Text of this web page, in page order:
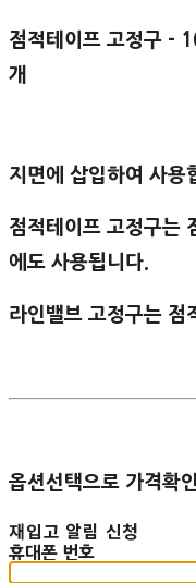
점적테이프 고정구 -
개
지면에 삽입하여 사용
점적테이프 고정구는
에도 사용됩니다.
라인밸브 고정구는 점
옵션선택으로 가격확
재입고 알림 신청
휴대폰 번호